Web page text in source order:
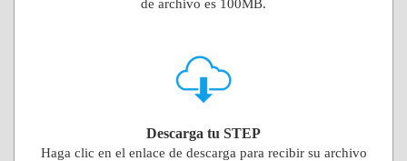
de archivo es 100MB.
Descarga tu STEP
Haga clic en el enlace de descarga para recibir su archivo